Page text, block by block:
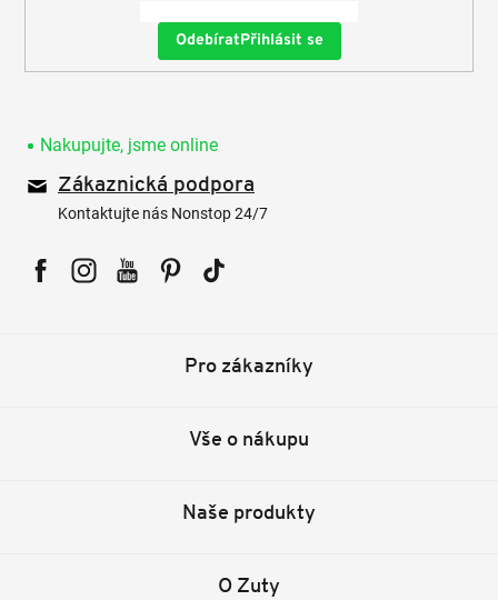
Přihlásit se
Nakupujte, jsme online
Zákaznická podpora
Kontaktujte nás Nonstop 24/7
Pro zákazníky
Vše o nákupu
Naše produkty
O Zuty